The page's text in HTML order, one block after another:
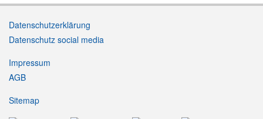
Datenschutzerklärung
Datenschutz social media
Impressum
AGB
Sitemap